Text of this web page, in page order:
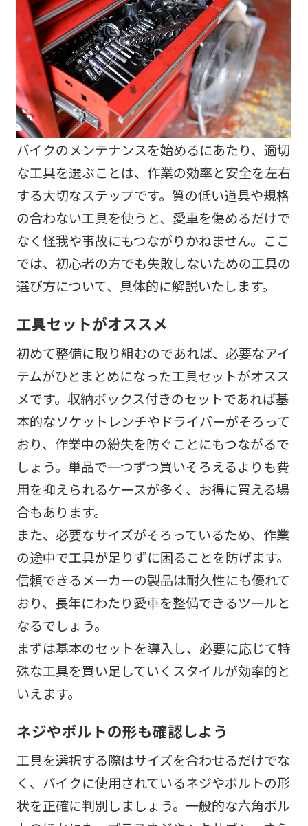
バイクのメンテナンスを始めるにあたり、適切
な工具を選ぶことは、作業の効率と安全を左右
する大切なステップです。質の低い道具や規格
の合わない工具を使うと、愛車を傷めるだけで
なく怪我や事故にもつながりかねません。ここ
では、初心者の方でも失敗しないための工具の
選び方について、具体的に解説いたします。
工具セットがオススメ
初めて整備に取り組むのであれば、必要なアイ
テムがひとまとめになった工具セットがオスス
メです。収納ボックス付きのセットであれば基
本的なソケットレンチやドライバーがそろって
おり、作業中の紛失を防ぐことにもつながるで
しょう。単品で一つずつ買いそろえるよりも費
用を抑えられるケースが多く、お得に買える場
合もあります。
また、必要なサイズがそろっているため、作業
の途中で工具が足りずに困ることを防げます。
信頼できるメーカーの製品は耐久性にも優れて
おり、長年にわたり愛車を整備できるツールと
なるでしょう。
まずは基本のセットを導入し、必要に応じて特
殊な工具を買い足していくスタイルが効率的と
いえます。
ネジやボルトの形も確認しよう
工具を選択する際はサイズを合わせるだけでな
く、バイクに使用されているネジやボルトの形
状を正確に判別しましょう。一般的な六角ボル